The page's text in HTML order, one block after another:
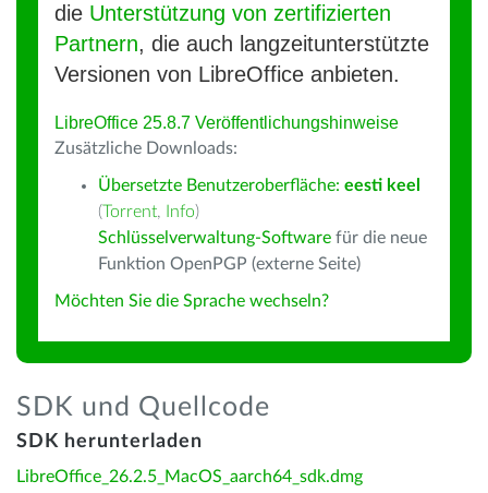
die Unterstützung von zertifizierten
Partnern, die auch langzeitunterstützte
Versionen von LibreOffice anbieten.
LibreOffice 25.8.7 Veröffentlichungshinweise
Zusätzliche Downloads:
Übersetzte Benutzeroberfläche: eesti keel
(Torrent, Info)
Schlüsselverwaltung-Software für die neue
Funktion OpenPGP (externe Seite)
Möchten Sie die Sprache wechseln?
SDK und Quellcode
SDK herunterladen
LibreOffice_26.2.5_MacOS_aarch64_sdk.dmg